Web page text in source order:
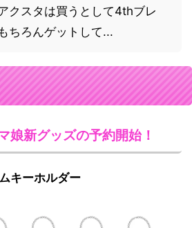
クスタは買うとして4thブレ
ちろんゲットして...
娘新グッズの予約開始！
キーホルダー